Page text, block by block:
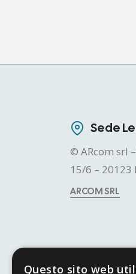
Sede
© ARcom srl
15/6 – 20123
ARCOM SRL
Questo sito web